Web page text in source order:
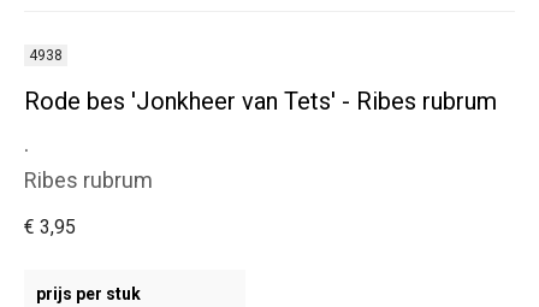
4938
Rode bes 'Jonkheer van Tets' - Ribes rubrum
.
Ribes rubrum
€ 3,95
prijs per stuk